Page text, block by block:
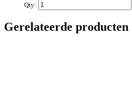
gekozen
op
Qty:
Gerelateerde producten